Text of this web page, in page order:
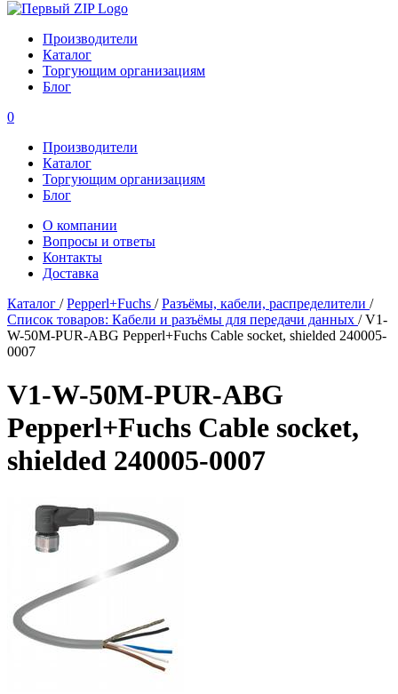
Производители
Каталог
Торгующим организациям
Блог
0
Производители
Каталог
Торгующим организациям
Блог
О компании
Вопросы и ответы
Контакты
Доставка
Каталог /Pepperl+Fuchs /Разъёмы, кабели, распределители /
Список товаров: Кабели и разъёмы для передачи данных /V1-
W-50M-PUR-ABG Pepperl+Fuchs Cable socket, shielded 240005-
0007
V1-W-50M-PUR-ABG
Pepperl+Fuchs Cable socket,
shielded 240005-0007